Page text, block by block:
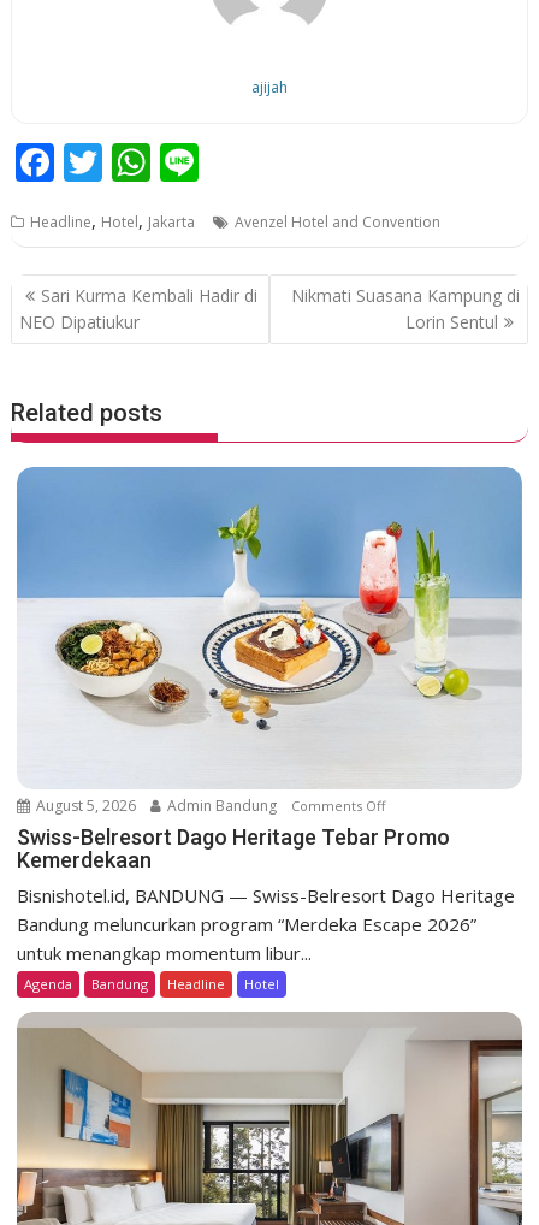
ajijah
F
ac
e
b
o
o
k
T
w
itt
er
W
h
at
s
A
p
e
Headline, Hotel, Jakarta Avenzel Hotel and Convention
P
o
n
a
v
t
Sari Kurma Kembali Hadir di
NEO Dipatiukur
Nikmati Suasana Kampung di
Lorin Sentul
Related posts
August 5, 2026 Admin Bandung Comments Offo
n
s
B
e
o
Swiss-Belresort Dago Heritage Tebar Promo
Kemerdekaan
Bisnishotel.id, BANDUNG — Swiss-Belresort Dago Heritage
Bandung meluncurkan program “Merdeka Escape 2026”
untuk menangkap momentum libur...
Agenda Bandung Headline Hotel